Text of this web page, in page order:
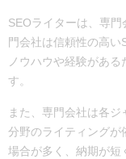
SEOライターは、専
門会社は信頼性の高い
ノウハウや経験があ
す。
また、専門会社は各
分野のライティングが
場合が多く、納期が短